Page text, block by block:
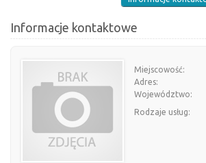
Informacje kontaktowe
Miejscowość:
Adres:
Województwo:
Rodzaje usług: